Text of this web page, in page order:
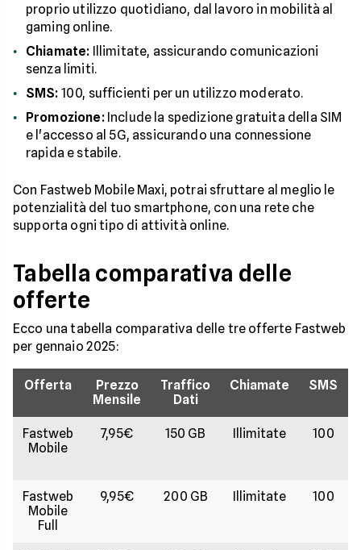
proprio utilizzo quotidiano, dal lavoro in mobilità al
gaming online.
Chiamate: Illimitate, assicurando comunicazioni
senza limiti.
SMS: 100, sufficienti per un utilizzo moderato.
Promozione:Include la spedizione gratuita della SIM
e l'accesso al 5G, assicurando una connessione
rapida e stabile.
Con Fastweb Mobile Maxi, potrai sfruttare al meglio le
potenzialità del tuo smartphone, con una rete che
supporta ogni tipo di attività online.
Tabella comparativa delle
offerte
Ecco una tabella comparativa delle tre offerte Fastweb
per gennaio 2025:
Offerta
Prezzo
Mensile
Traffico
Dati
Chiamate SMS
Fastweb
Mobile
7,95€ 150 GB Illimitate
100
Fastweb
Mobile
Full
9,95€ 200 GB Illimitate
100